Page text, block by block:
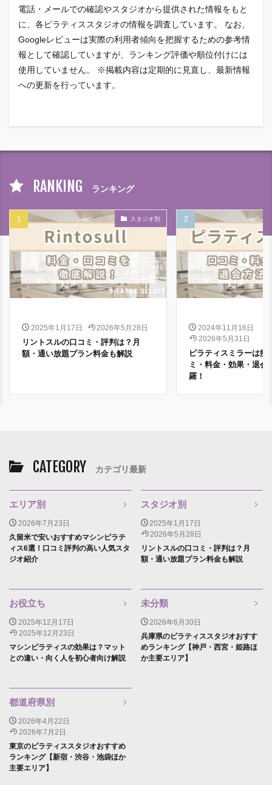
電話・メールでの確認やスタジオから提供された情報をもと
に、各ピラティススタジオの情報を調査しています。 なお、
Googleレビューは実際の利用者傾向を把握するための参考情
報として確認していますが、ランキング評価や順位付けには
使用していません。 ※掲載内容は定期的に見直し、最新情報
への更新を行っています。
RANKING ランキング
スタジオ別
2025年1月17日 2026年5月28日
リントスルの口コミ・評判は？月
額・通い放題プラン料金も解説
2024年11月16日
2026年5月31日
ピラティスミラーは痩
ミ・料金・効果・退会
羅！
CATEGORY カテゴリ最新
エリア別
2026年7月23日
久留米で安いおすすめマシンピラテ
ィス6選！口コミ評判の高い人気スタ
ジオ紹介
スタジオ別
2025年1月17日
2026年5月28日
リントスルの口コミ・評判は？月
額・通い放題プラン料金も解説
お役立ち
2025年12月17日
2025年12月23日
マシンピラティスの効果は？マット
との違い・向く人を初心者向け解説
未分類
2026年6月30日
兵庫県のピラティススタジオおすす
めランキング【神戸・西宮・姫路ほ
か主要エリア】
都道府県別
2026年4月22日
2026年7月2日
東京のピラティススタジオおすすめ
ランキング【新宿・渋谷・池袋ほか
主要エリア】